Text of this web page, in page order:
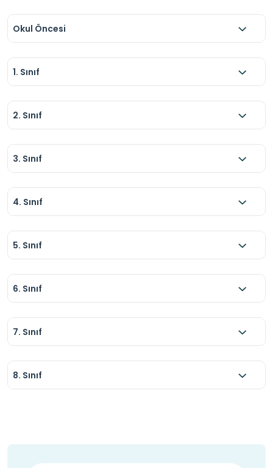
Okul Öncesi
1. Sınıf
2. Sınıf
3. Sınıf
4. Sınıf
5. Sınıf
6. Sınıf
7. Sınıf
8. Sınıf